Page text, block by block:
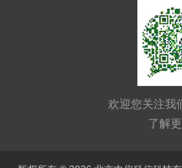
欢迎您关注我
了解